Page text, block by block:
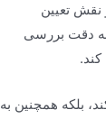
نقش تعیین
به دقت بررسی
کند.
بلکه همچنین به